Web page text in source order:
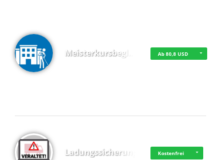
Meisterkursbegl… Ab 80,8 USD
Ladungssicherung Kostenfrei